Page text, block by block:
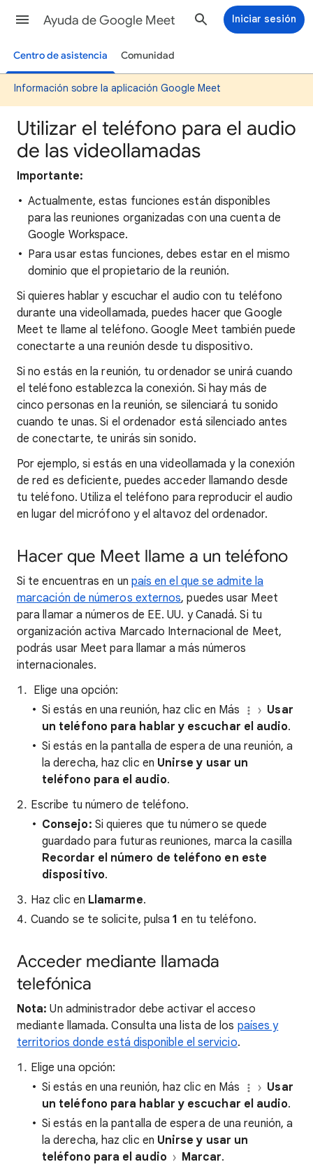
Ayuda de Google Meet Iniciar sesión
Centro de asistencia Comunidad
Información sobre la aplicación Google Meet
Utilizar el teléfono para el audio
de las videollamadas
Importante:
Actualmente, estas funciones están disponibles
para las reuniones organizadas con una cuenta de
Google Workspace.
Para usar estas funciones, debes estar en el mismo
dominio que el propietario de la reunión.
Si quieres hablar y escuchar el audio con tu teléfono
durante una videollamada, puedes hacer que Google
Meet te llame al teléfono. Google Meet también puede
conectarte a una reunión desde tu dispositivo.
Si no estás en la reunión, tu ordenador se unirá cuando
el teléfono establezca la conexión. Si hay más de
cinco personas en la reunión, se silenciará tu sonido
cuando te unas. Si el ordenador está silenciado antes
de conectarte, te unirás sin sonido.
Por ejemplo, si estás en una videollamada y la conexión
de red es deficiente, puedes acceder llamando desde
tu teléfono. Utiliza el teléfono para reproducir el audio
en lugar del micrófono y el altavoz del ordenador.
Hacer que Meet llame a un teléfono
Si te encuentras en un país en el que se admite la
marcación de números externos, puedes usar Meet
para llamar a números de EE. UU. y Canadá. Si tu
organización activa Marcado Internacional de Meet,
podrás usar Meet para llamar a más números
internacionales.
Elige una opción:
Si estás en una reunión, haz clic en Más
Usar
un teléfono para hablar y escuchar el audio.
Si estás en la pantalla de espera de una reunión, a
la derecha, haz clic en Unirse y usar un
teléfono para el audio.
Escribe tu número de teléfono.
Consejo: Si quieres que tu número se quede
guardado para futuras reuniones, marca la casilla
Recordar el número de teléfono en este
dispositivo.
Haz clic en Llamarme.
Cuando se te solicite, pulsa1 en tu teléfono.
Acceder mediante llamada
telefónica
Nota: Un administrador debe activar el acceso
mediante llamada. Consulta una lista de los países y
territorios donde está disponible el servicio.
Elige una opción:
Si estás en una reunión, haz clic en Más
Usar
un teléfono para hablar y escuchar el audio.
Si estás en la pantalla de espera de una reunión, a
la derecha, haz clic en Unirse y usar un
teléfono para el audio
Marcar.